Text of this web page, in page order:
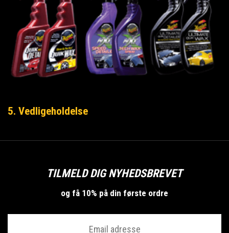
5. Vedligeholdelse
TILMELD DIG NYHEDSBREVET
og få 10% på din første ordre